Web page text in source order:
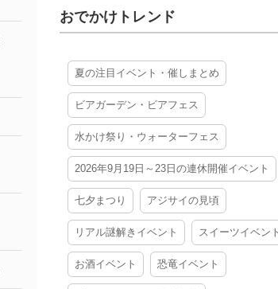
おでかけトレンド
夏の注目イベント・催しまとめ
ビアガーデン・ビアフェス
水かけ祭り・ウォーターフェス
2026年9月19日～23日の連休開催イベント
七夕まつり アジサイの見頃
リアル謎解きイベント スイーツイベント
お酒イベント 恐竜イベント